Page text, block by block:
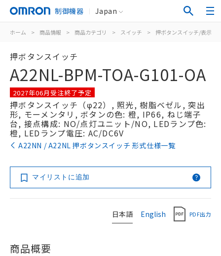
制御機器 Japan
ホーム > 商品情報 > 商品カテゴリ > スイッチ > 押ボタンスイッチ/表示灯
押ボタンスイッチ
A22NL-BPM-TOA-G101-OA
2027年06月受注終了予定
押ボタンスイッチ（φ22）, 照光, 樹脂ベゼル, 突出
形, モーメンタリ, ボタンの色: 橙, IP66, ねじ端子
台, 接点構成: NO/点灯ユニット/NO, LEDランプ色:
橙, LEDランプ電圧: AC/DC6V
A22NN / A22NL 押ボタンスイッチ 形式仕様一覧
マイリストに追加
日本語 English PDF出力
商品概要